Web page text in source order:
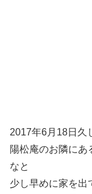
2017年6月18日久
陽松庵のお隣にあ
なと
少し早めに家を出